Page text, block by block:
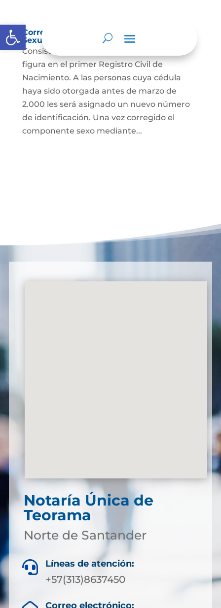
Abrir barra de herramientas
Corrección Componente de Identidad
Sexual en el Registro Civil de Nacimiento
Consiste en el cambio legal del sexo que
figura en el primer Registro Civil de
Nacimiento. A las personas cuya cédula
haya sido otorgada antes de marzo de
2.000 les será asignado un nuevo número
de identificación. Una vez corregido el
componente sexo mediante...
Notaría Única de
Teorama
Norte de Santander
 Líneas de atención:
+57(313)8637450
Correo electrónico: